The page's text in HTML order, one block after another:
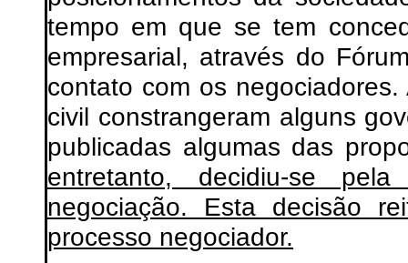
tempo em que se tem
empresarial, através do
contato com os
civil constrangeram alguns
publicadas algumas das
entretanto, decidiu-se
negociação. Esta decisão
processo negociador.